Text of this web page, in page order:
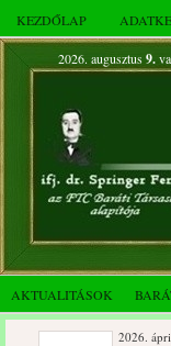
KEZDŐLAP
2026. augusztus 9.
AKTUALITÁSOK
2026. áprilisi közgyűlés és